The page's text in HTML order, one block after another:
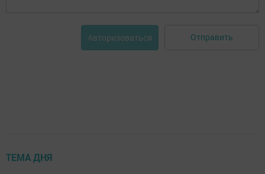
Авторизоваться Отправить
ТЕМА ДНЯ